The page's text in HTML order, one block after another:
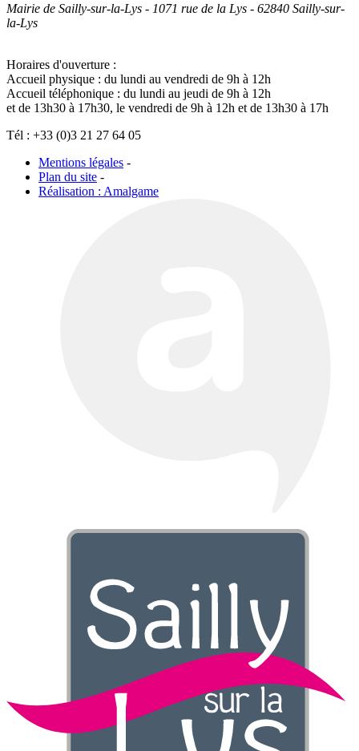
Mairie de Sailly-sur-la-Lys - 1071 rue de la Lys - 62840 Sailly-sur-
la-Lys
Horaires d'ouverture :
Accueil physique : du lundi au vendredi de 9h à 12h
Accueil téléphonique : du lundi au jeudi de 9h à 12h
et de 13h30 à 17h30, le vendredi de 9h à 12h et de 13h30 à 17h
Tél : +33 (0)3 21 27 64 05
Mentions légales -
Plan du site -
Réalisation : Amalgame